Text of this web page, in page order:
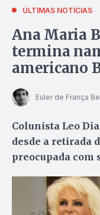
ÚLTIMAS NOTÍCIAS
Ana Maria
termina
americano
Euler de França
Colunista Leo
desde a retirada
preocupada com